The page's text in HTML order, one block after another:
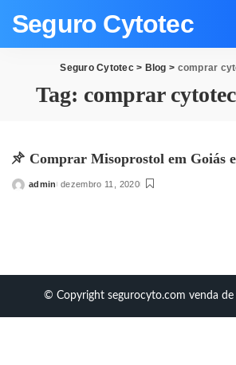
Seguro Cytotec
Seguro Cytotec> Blog > comprar
Tag: comprar
Comprar Misoprostol em Goiás
Posted
admin dezembro 11, 2020
© Copyright segurocyto.com venda de